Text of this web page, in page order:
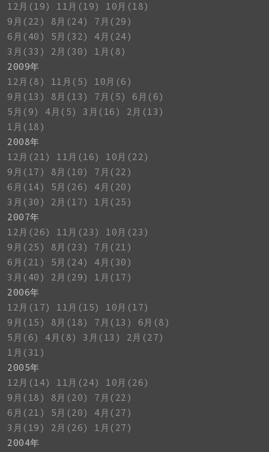
12月(19)
11月(19)
10月(18)
9月(22)
8月(24)
7月(29)
6月(40)
5月(32)
4月(24)
3月(33)
2月(30)
1月(8)
2009年
12月(8)
11月(5)
10月(6)
9月(13)
8月(13) 7月(5)
6月(6)
5月(9)
4月(5) 3月(16)
2月(13)
1月(18)
2008年
12月(21)
11月(16)
10月(22)
9月(17)
8月(10)
7月(22)
6月(14)
5月(26)
4月(20)
3月(30)
2月(17)
1月(25)
2007年
12月(26)
11月(23)
10月(23)
9月(25)
8月(23)
7月(21)
6月(21)
5月(24)
4月(30)
3月(40)
2月(29)
1月(17)
2006年
12月(17)
11月(15)
10月(17)
9月(15)
8月(18) 7月(13)
6月(8)
5月(6)
4月(8) 3月(13)
2月(27)
1月(31)
2005年
12月(14)
11月(24)
10月(26)
9月(18)
8月(20)
7月(22)
6月(21)
5月(20)
4月(27)
3月(19)
2月(26)
1月(27)
2004年